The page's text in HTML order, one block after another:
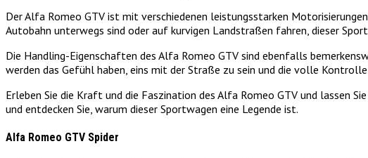
Der Alfa Romeo GTV ist mit verschiedenen leistungsstarken
Autobahn unterwegs sind oder auf kurvigen Landstraßen fahren, dieser
Die Handling-Eigenschaften des Alfa Romeo GTV sind ebenfalls
werden das Gefühl haben, eins mit der Straße zu sein und die volle Kontrolle
Erleben Sie die Kraft und die Faszination des Alfa Romeo GTV und lassen
und entdecken Sie, warum dieser Sportwagen eine Legende ist.
Alfa Romeo GTV Spider